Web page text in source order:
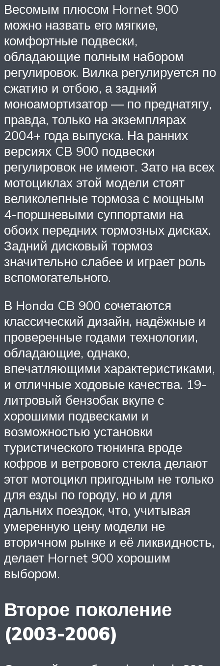
Весомым плюсом Hornet 900
можно назвать его мягкие,
комфортные подвески,
обладающие полным набором
регулировок. Вилка регулируется по
сжатию и отбою, а задний
моноамортизатор — по преднатягу,
правда, только на экземплярах
2004+ года выпуска. На ранних
версиях CB 900 подвески
регулировок не имеют. Зато на всех
мотоциклах этой модели стоят
великолепные тормоза с мощным
4-поршневыми суппортами на
обоих передних тормозных дисках.
Задний дисковый тормоз
значительно слабее и играет роль
вспомогательного.
В Honda CB 900 сочетаются
классический дизайн, надёжные и
проверенные годами технологии,
обладающие, однако,
впечатляющими характеристиками,
и отличные ходовые качества. 19-
литровый бензобак вкупе с
хорошими подвесками и
возможностью установки
туристического тюнинга вроде
кофров и ветрового стекла делают
этот мотоцикл пригодным не только
для езды по городу, но и для
дальних поездок, что, учитывая
умеренную цену модели не
вторичном рынке и её ликвидность,
делает Hornet 900 хорошим
выбором.
Второе поколение
(2003-2006)